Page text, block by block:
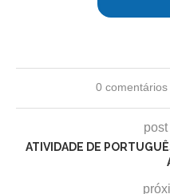
0 comentários
ATIVIDADE DE